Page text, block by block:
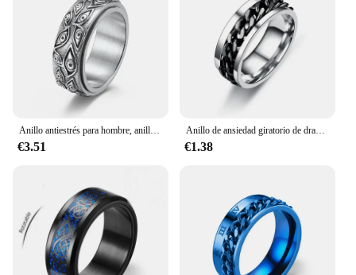
Anillo antiestrés para hombre, anillo giratorio De acero inoxidable, ojo De Dios tallado, para Ansiedad
€3.51
Anillo de ansiedad giratorio de dragón celta Punk para hombres, Spinner Fidget, incrustaciones de acero inoxidable, Anillo de banda de Rock de Metal de fibra de carbono
€1.38